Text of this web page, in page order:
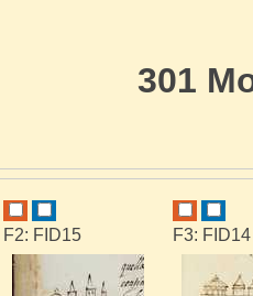
301
F2: FID15 F3: FID14